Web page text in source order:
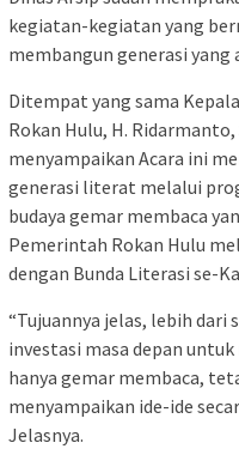
kegiatan-kegiatan yang
membangun generasi yang
Ditempat yang sama
Rokan Hulu, H.
menyampaikan Acara ini
generasi literat melalui
budaya gemar membaca
Pemerintah Rokan Hulu
dengan Bunda Literasi se-
“Tujuannya jelas, lebih dari
investasi masa depan
hanya gemar membaca,
menyampaikan ide-ide
Jelasnya.